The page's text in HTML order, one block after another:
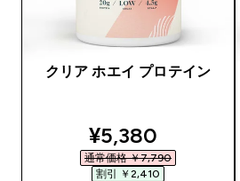
クリア ホエイ プロテイン
discounted price
¥5,380‎
通常価格 ￥7,790‎
割引 ￥2,410‎